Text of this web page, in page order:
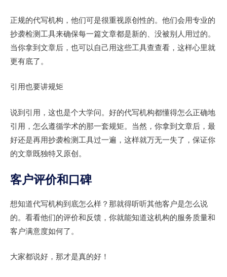
正规的代写机构，他们可是很重视原创性的。他们会用专业的
抄袭检测工具来确保每一篇文章都是新的、没被别人用过的。
当你拿到文章后，也可以自己用这些工具查查看，这样心里就
更有底了。
引用也要讲规矩
说到引用，这也是个大学问。好的代写机构都懂得怎么正确地
引用，怎么遵循学术的那一套规矩。当然，你拿到文章后，最
好还是再用抄袭检测工具过一遍，这样就万无一失了，保证你
的文章既独特又原创。
客户评价和口碑
想知道代写机构到底怎么样？那就得听听其他客户是怎么说
的。看看他们的评价和反馈，你就能知道这机构的服务质量和
客户满意度如何了。
大家都说好，那才是真的好！